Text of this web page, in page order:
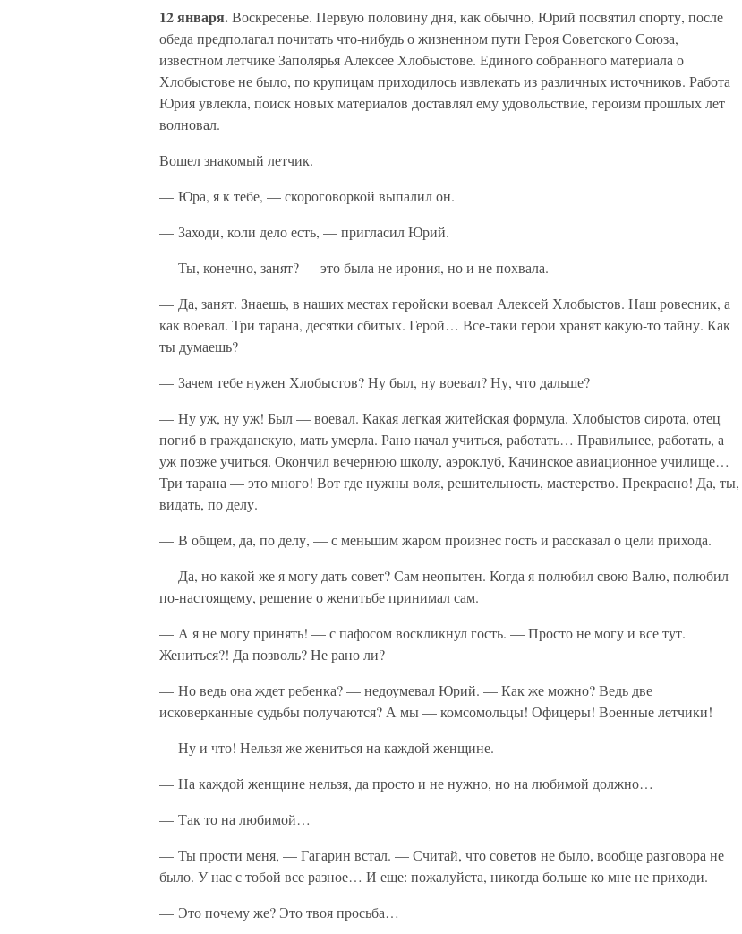
12 января.Воскресенье. Первую половину дня, как обычно, Юрий посвятил спорту, после
обеда предполагал почитать что-нибудь о жизненном пути Героя Советского Союза,
известном летчике Заполярья Алексее Хлобыстове. Единого собранного материала о
Хлобыстове не было, по крупицам приходилось извлекать из различных источников. Работа
Юрия увлекла, поиск новых материалов доставлял ему удовольствие, героизм прошлых лет
волновал.
Вошел знакомый летчик.
— Юра, я к тебе, — скороговоркой выпалил он.
— Заходи, коли дело есть, — пригласил Юрий.
— Ты, конечно, занят? — это была не ирония, но и не похвала.
— Да, занят. Знаешь, в наших местах геройски воевал Алексей Хлобыстов. Наш ровесник, а
как воевал. Три тарана, десятки сбитых. Герой… Все-таки герои хранят какую-то тайну. Как
ты думаешь?
— Зачем тебе нужен Хлобыстов? Ну был, ну воевал? Ну, что дальше?
— Ну уж, ну уж! Был — воевал. Какая легкая житейская формула. Хлобыстов сирота, отец
погиб в гражданскую, мать умерла. Рано начал учиться, работать… Правильнее, работать, а
уж позже учиться. Окончил вечернюю школу, аэроклуб, Качинское авиационное училище…
Три тарана — это много! Вот где нужны воля, решительность, мастерство. Прекрасно! Да, ты,
видать, по делу.
— В общем, да, по делу, — с меньшим жаром произнес гость и рассказал о цели прихода.
— Да, но какой же я могу дать совет? Сам неопытен. Когда я полюбил свою Валю, полюбил
по-настоящему, решение о женитьбе принимал сам.
— А я не могу принять! — с пафосом воскликнул гость. — Просто не могу и все тут.
Жениться?! Да позволь? Не рано ли?
— Но ведь она ждет ребенка? — недоумевал Юрий. — Как же можно? Ведь две
исковерканные судьбы получаются? А мы — комсомольцы! Офицеры! Военные летчики!
— Ну и что! Нельзя же жениться на каждой женщине.
— На каждой женщине нельзя, да просто и не нужно, но на любимой должно…
— Так то на любимой…
— Ты прости меня, — Гагарин встал. — Считай, что советов не было, вообще разговора не
было. У нас с тобой все разное… И еще: пожалуйста, никогда больше ко мне не приходи.
— Это почему же? Это твоя просьба…